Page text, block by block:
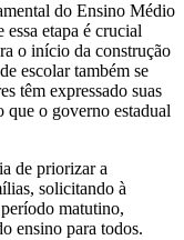
do Ensino Médio
essa etapa é crucial
o início da construção
escolar também se
têm expressado suas
que o governo estadual
de priorizar a
solicitando à
matutino,
ensino para todos.